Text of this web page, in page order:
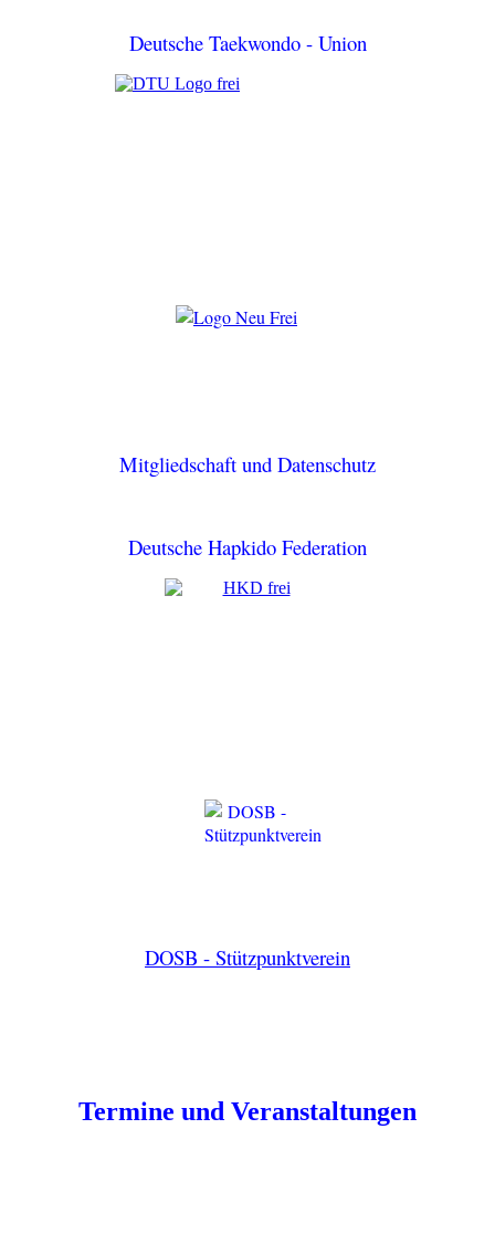
Deutsche Taekwondo - Union
Mitgliedschaft und Datenschutz
Deutsche Hapkido Federation
DOSB - Stützpunktverein
Termine und Veranstaltungen